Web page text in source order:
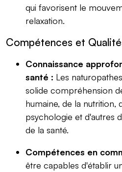
qui favorisent le
relaxation.
Compétences et
Connaissance
santé : Les
solide compréhension
humaine, de la nutrition,
psychologie et d'autres
de la santé.
Compétences en
être capables d'établir